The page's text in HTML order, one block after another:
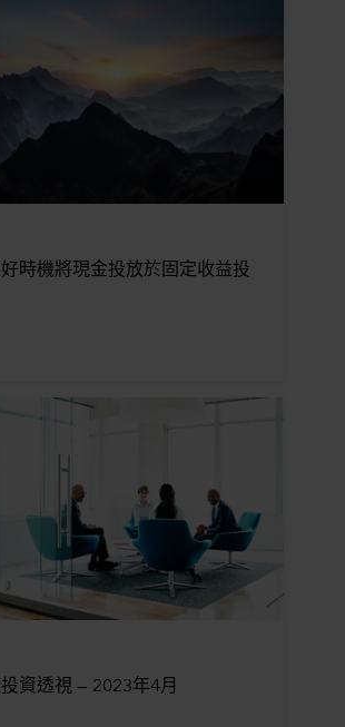
時機將現金投放於固定收益投
資透視 — 2023年4月